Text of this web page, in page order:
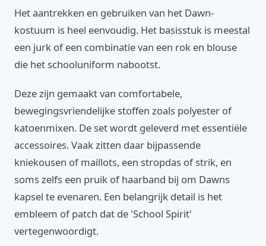
Het aantrekken en gebruiken van het Dawn-
kostuum is heel eenvoudig. Het basisstuk is meestal
een jurk of een combinatie van een rok en blouse
die het schooluniform nabootst.
Deze zijn gemaakt van comfortabele,
bewegingsvriendelijke stoffen zoals polyester of
katoenmixen. De set wordt geleverd met essentiële
accessoires. Vaak zitten daar bijpassende
kniekousen of maillots, een stropdas of strik, en
soms zelfs een pruik of haarband bij om Dawns
kapsel te evenaren. Een belangrijk detail is het
embleem of patch dat de 'School Spirit'
vertegenwoordigt.